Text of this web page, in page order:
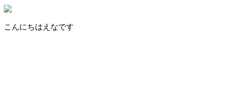
こんにちはえなです